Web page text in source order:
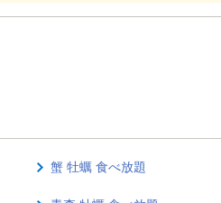
蟹 牡蠣 食べ放題